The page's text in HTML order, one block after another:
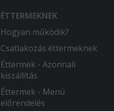
ÉTTERMEKNEK
Hogyan működik?
Csatlakozás éttermeknek
Éttermek - Azonnali
kiszállítás
Éttermek - Menü
előrendelés